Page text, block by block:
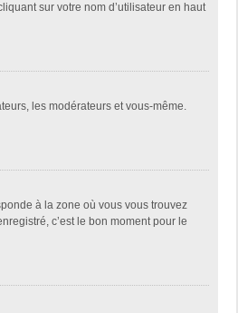
sur votre nom d’utilisateur en haut
les modérateurs et vous-même.
à la zone où vous vous trouvez
c’est le bon moment pour le